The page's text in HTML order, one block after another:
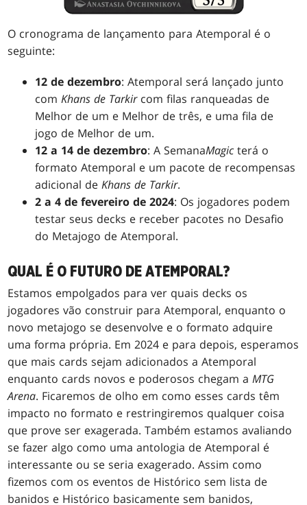
O cronograma de lançamento para Atemporal é o
seguinte:
12 de dezembro: Atemporal será lançado junto
comKhans de Tarkir com filas ranqueadas de
Melhor de um e Melhor de três, e uma fila de
jogo de Melhor de um.
12 a 14 de dezembro:A SemanaMagic terá o
formato Atemporal e um pacote de recompensas
adicional deKhans de Tarkir.
2 a 4 de fevereiro de 2024: Os jogadores podem
testar seus decks e receber pacotes no Desafio
do Metajogo de Atemporal.
QUAL É O FUTURO DE ATEMPORAL?
Estamos empolgados para ver quais decks os
jogadores vão construir para Atemporal, enquanto o
novo metajogo se desenvolve e o formato adquire
uma forma própria. Em 2024 e para depois, esperamos
que mais cards sejam adicionados a Atemporal
enquanto cards novos e poderosos chegam aMTG
Arena. Ficaremos de olho em como esses cards têm
impacto no formato e restringiremos qualquer coisa
que prove ser exagerada. Também estamos avaliando
se fazer algo como uma antologia de Atemporal é
interessante ou se seria exagerado. Assim como
fizemos com os eventos de Histórico sem lista de
banidos e Histórico basicamente sem banidos,